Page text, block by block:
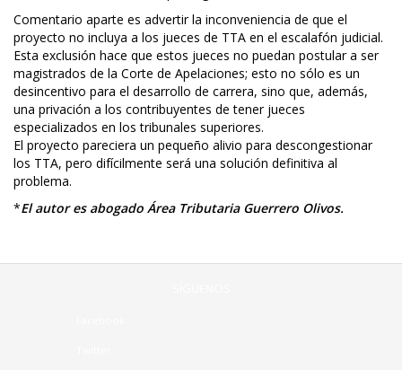
Comentario aparte es advertir la inconveniencia de que el
proyecto no incluya a los jueces de TTA en el escalafón judicial.
Esta exclusión hace que estos jueces no puedan postular a ser
magistrados de la Corte de Apelaciones; esto no sólo es un
desincentivo para el desarrollo de carrera, sino que, además,
una privación a los contribuyentes de tener jueces
especializados en los tribunales superiores.
El proyecto pareciera un pequeño alivio para descongestionar
los TTA, pero difícilmente será una solución definitiva al
problema.
*El autor es abogado Área Tributaria Guerrero Olivos.